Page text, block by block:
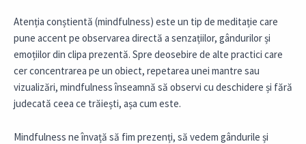
Atenția conștientă (mindfulness) este un tip de meditație care
pune accent pe observarea directă a senzațiilor, gândurilor și
emoțiilor din clipa prezentă. Spre deosebire de alte practici care
cer concentrarea pe un obiect, repetarea unei mantre sau
vizualizări, mindfulness înseamnă să observi cu deschidere și fără
judecată ceea ce trăiești, așa cum este.
Mindfulness ne învață să fim prezenți, să vedem gândurile și